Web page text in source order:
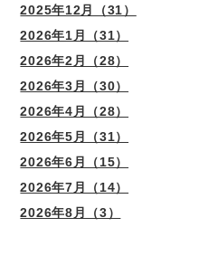
2025年12月（31）
2026年1月（31）
2026年2月（28）
2026年3月（30）
2026年4月（28）
2026年5月（31）
2026年6月（15）
2026年7月（14）
2026年8月（3）